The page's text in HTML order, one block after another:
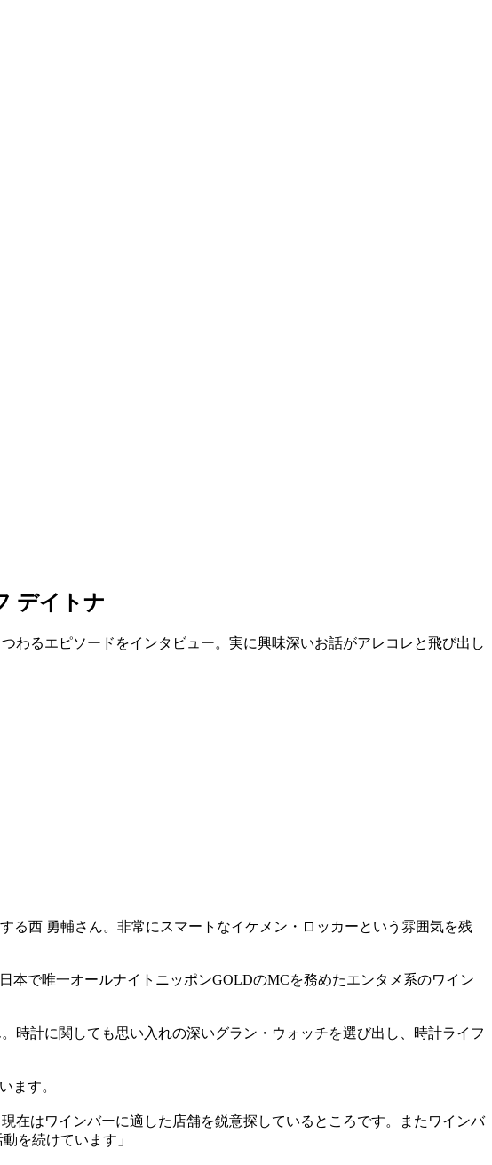
デイトナ
わるエピソードをインタビュー。実に興味深いお話がアレコレと飛び出し
る西 勇輔さん。非常にスマートなイケメン・ロッカーという雰囲気を残
で唯一オールナイトニッポンGOLDのMCを務めたエンタメ系のワイン
時計に関しても思い入れの深いグラン・ウォッチを選び出し、時計ライフ
ます。
在はワインバーに適した店舗を鋭意探しているところです。またワインバ
を続けています」